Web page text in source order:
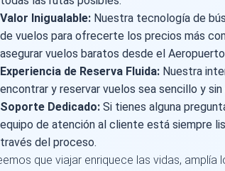
Valor Inigualable: Nuestra tecnología de
de vuelos para ofrecerte los precios más
asegurar vuelos baratos desde el
Experiencia de Reserva Fluida: Nuestra
encontrar y reservar vuelos sea sencillo y
Soporte Dedicado: Si tienes alguna
equipo de atención al cliente está siempre
través del proceso.
que viajar enriquece las vidas,